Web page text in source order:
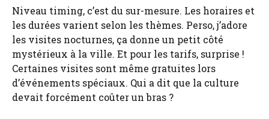
Niveau timing, c’est du sur-mesure. Les horaires et
les durées varient selon les thèmes. Perso, j’adore
les visites nocturnes, ça donne un petit côté
mystérieux à la ville. Et pour les tarifs, surprise !
Certaines visites sont même gratuites lors
d’événements spéciaux. Qui a dit que la culture
devait forcément coûter un bras ?